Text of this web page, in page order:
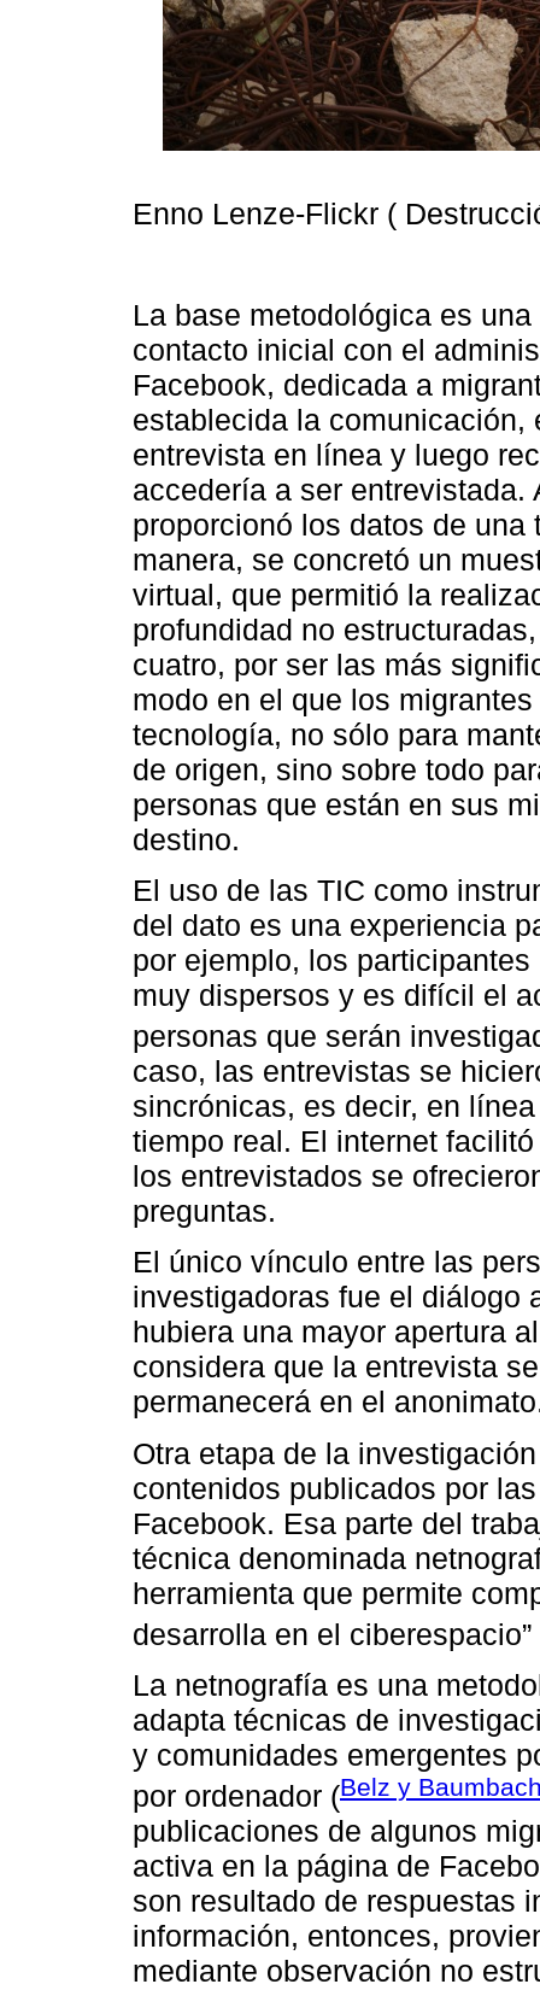
Enno Lenze-Flickr (
La base metodológica es
contacto inicial con el
Facebook, dedicada a
establecida la
entrevista en línea y luego
accedería a ser entrevistada.
proporcionó los datos de
manera, se concretó un
virtual, que permitió la
profundidad no
cuatro, por ser las más
modo en el que los
tecnología, no sólo para
de origen, sino sobre todo
personas que están en sus
destino.
El uso de las TIC como
del dato es una experiencia
por ejemplo, los
muy dispersos y es difícil el
personas que serán
caso, las entrevistas se
sincrónicas, es decir, en
tiempo real. El internet
los entrevistados se
preguntas.
El único vínculo entre las
investigadoras fue el diálogo
hubiera una mayor apertura
considera que la entrevista
permanecerá en el
Otra etapa de la
contenidos publicados por
Facebook. Esa parte del
técnica denominada
herramienta que permite
desarrolla en el ciberespacio”
La netnografía es una
adapta técnicas de
y comunidades emergentes
por ordenador (Belz y
publicaciones de algunos
activa en la página de
son resultado de respuestas
información, entonces,
mediante observación no